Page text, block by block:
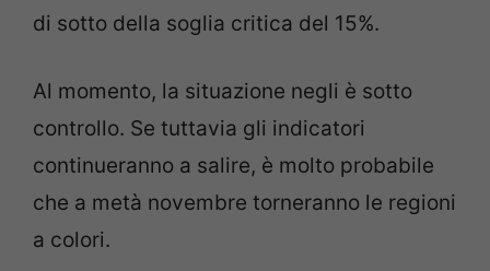
di sotto della soglia critica del 15%.
Al momento, la situazione negli è sotto
controllo. Se tuttavia gli indicatori
continueranno a salire, è molto probabile
che a metà novembre torneranno le regioni
a colori.